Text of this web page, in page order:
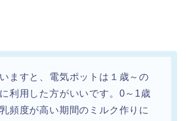
ますと、電気ポットは１歳～の
利用した方がいいです。0～1歳
頻度が高い期間のミルク作りに